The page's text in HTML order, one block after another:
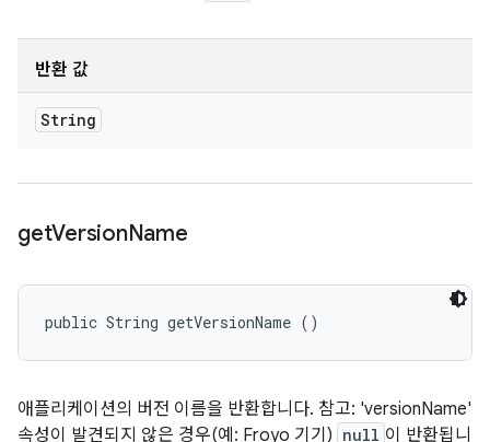
반환 값
String
getVersionName
public String getVersionName ()
애플리케이션의 버전 이름을 반환합니다. 참고: 'versionName'
속성이 발견되지 않은 경우(예: Froyo 기기) null 이 반환됩니